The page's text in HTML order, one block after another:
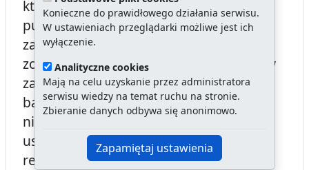
Konieczne do prawidłowego działania serwisu.
W ustawieniach przeglądarki możliwe jest ich
wyłączenie.
Analityczne cookies
Mają na celu uzyskanie przez administratora
serwisu wiedzy na temat ruchu na stronie.
Zbieranie danych odbywa się anonimowo.
Zapamiętaj ustawienia
którzy nie uzyskali minimalnej liczby
punktów uprawniającej do
zakwalifikowania do PP51, jednakże
zostali umieszczeni na liście kandydatów
zakwalifikowanych w placówce drugiej
bądź trzeciej preferencji. ], co było
niezgodne z art. 158 ust. 1 upo oraz § 10
ust. 1 pkt 7 rozporządzenia w sprawie
rekrutacji, według których wyniki